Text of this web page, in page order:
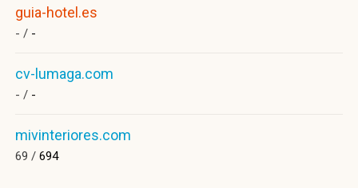
guia-hotel.es
- / -
cv-lumaga.com
- / -
mivinteriores.com
69 / 694